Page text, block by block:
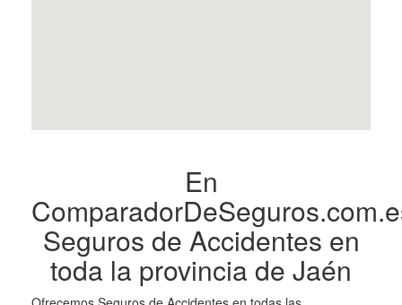
En
Seguros de Accidentes en
toda la provincia de Jaén